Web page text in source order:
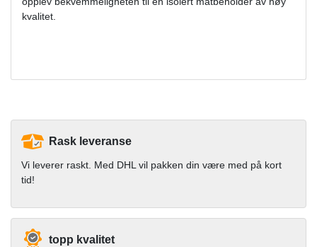
kvalitet.
Rask leveranse
Vi leverer raskt. Med DHL vil pakken din være med på kort
tid!
topp kvalitet